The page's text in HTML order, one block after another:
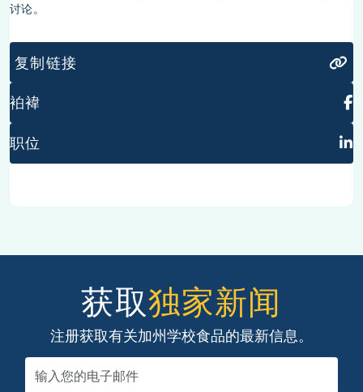
讨论。
复制链接
袙褘
职位
获取独家新闻
注册获取有关加州学校食品的最新信息。